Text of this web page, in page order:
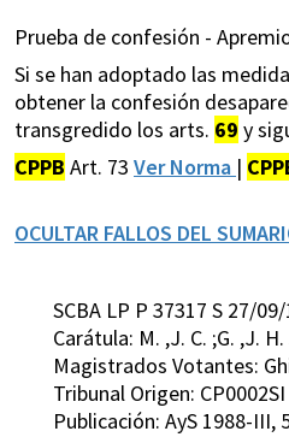
Prueba de confesión -
Si se han adoptado las
obtener la confesión
transgredido los arts. 69 y
CPPB Art. 73 Ver Norma |
OCULTAR FALLOS DEL
SCBA LP P 37317 S 27/
Carátula: M. ,J. C. ;G. ,J.
Magistrados Votantes:
Tribunal Origen: CP0002SI
Publicación: AyS 1988-III,